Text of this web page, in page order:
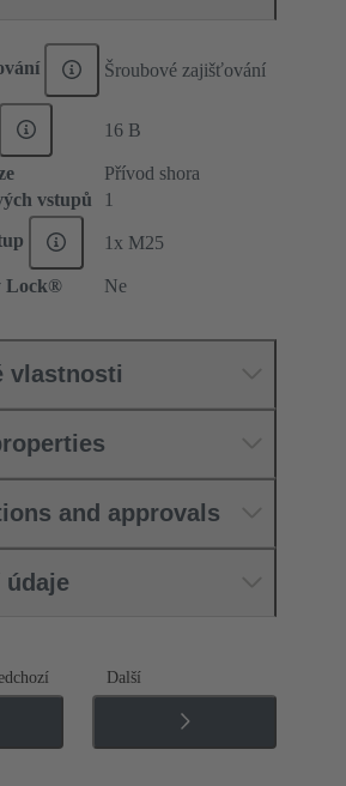
Šroubové zajišťování
16 B
Přívod shora
vstupů
1
1x M25
Lock® Ne
vlastnosti
and approvals
údaje
Další